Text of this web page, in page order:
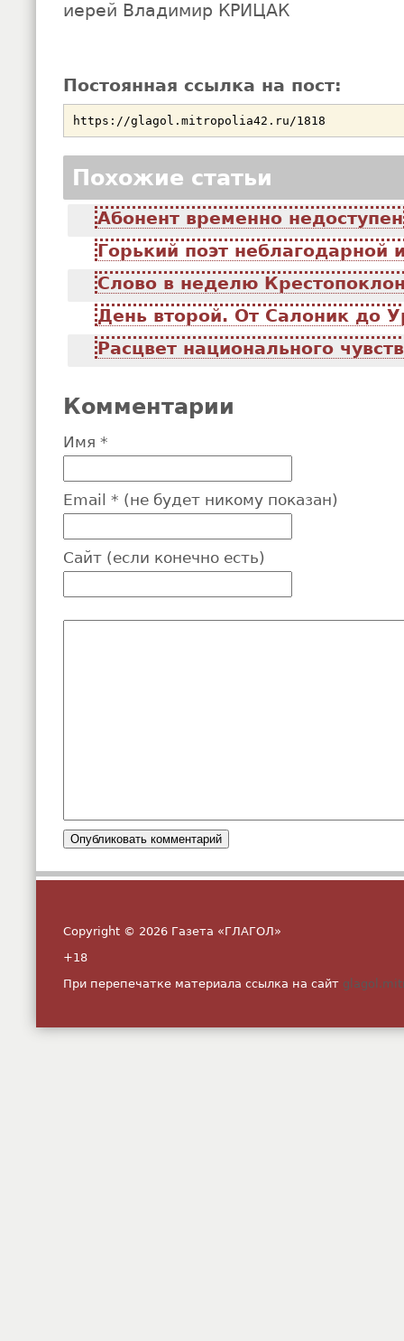
иерей Владимир КРИЦАК
Постоянная ссылка на пост:
Похожие статьи
Абонент временно недоступен
Горький поэт неблагодарной
Слово в неделю
День второй. От Салоник до
Расцвет национального
Комментарии
Имя *
Email * (не будет никому показан)
Сайт (если конечно есть)
Copyright © 2026 Газета «ГЛАГОЛ»
+18
При перепечатке материала ссылка на сайт